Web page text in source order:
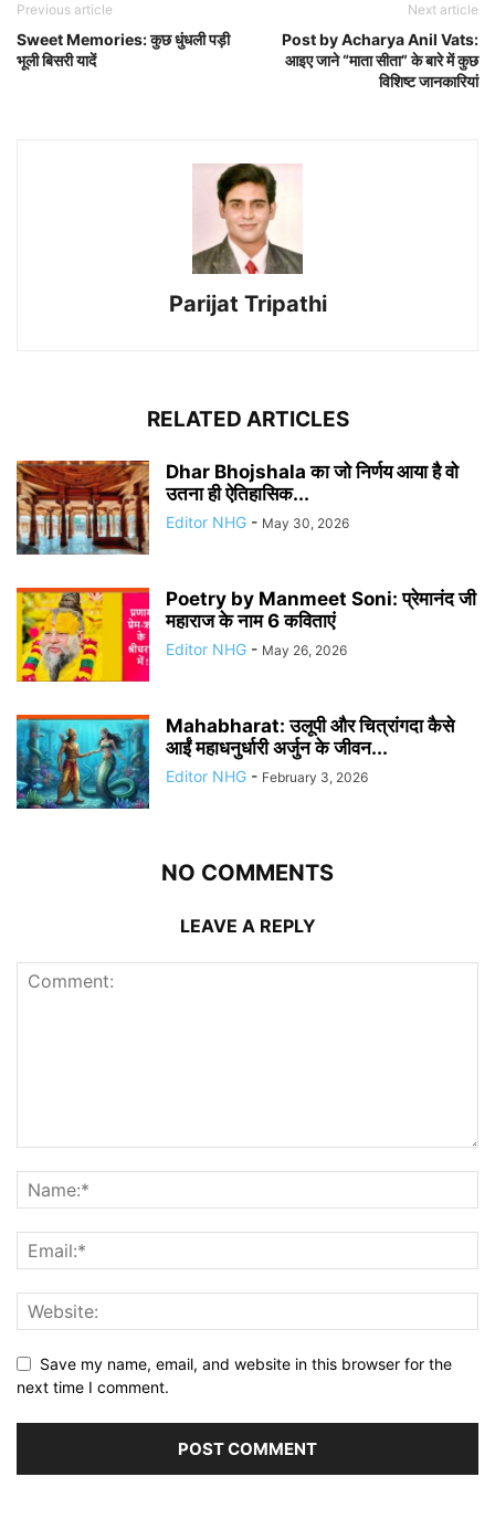
Previous article
Sweet Memories: कुछ धुंधली पड़ी
भूली बिसरी यादें
Next article
Post by Acharya Anil Vats:
आइए जाने “माता सीता” के बारे में कुछ
विशिष्ट जानकारियां
Parijat Tripathi
RELATED ARTICLES
Dhar Bhojshala का जो निर्णय आया है वो
उतना ही ऐतिहासिक...
Editor NHG - May 30, 2026
Poetry by Manmeet Soni: प्रेमानंद जी
महाराज के नाम 6 कविताएं
Editor NHG - May 26, 2026
Mahabharat: उलूपी और चित्रांगदा कैसे
आईं महाधनुर्धारी अर्जुन के जीवन...
Editor NHG - February 3, 2026
NO COMMENTS
LEAVE A REPLY
Save my name, email, and website in this browser for the
next time I comment.